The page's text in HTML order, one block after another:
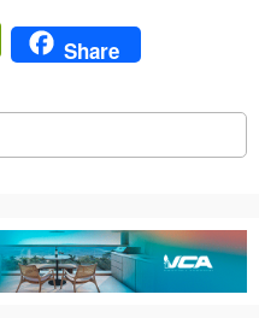
PrintFriendly
Share